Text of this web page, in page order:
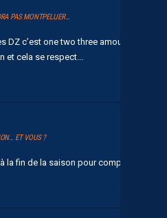
PAS MONTPELLIER…
DZ c’est one two three amour
cela se respect...
ET VOUS ?
la fin de la saison pour comparer...